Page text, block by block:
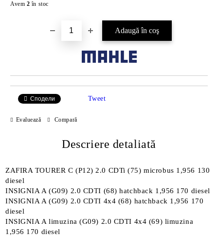
Avem 2 în stoc
Сподели Tweet
Evaluează Compară
Descriere detaliată
ZAFIRA TOURER C (P12) 2.0 CDTi (75) microbus 1,956 130
diesel
INSIGNIA A (G09) 2.0 CDTI (68) hatchback 1,956 170 diesel
INSIGNIA A (G09) 2.0 CDTI 4x4 (68) hatchback 1,956 170
diesel
INSIGNIA A limuzina (G09) 2.0 CDTI 4x4 (69) limuzina
1,956 170 diesel